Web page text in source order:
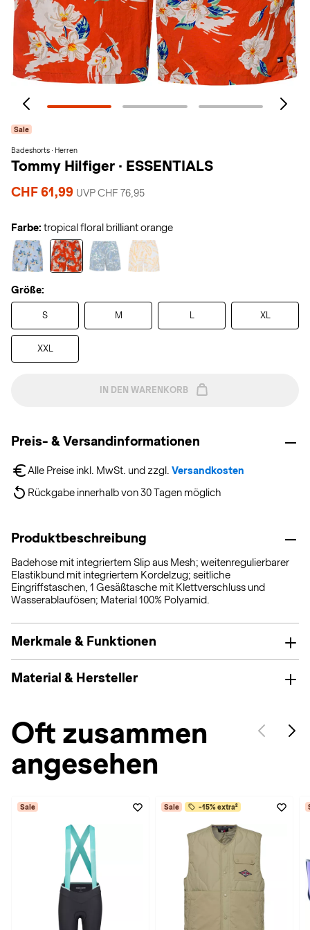
Sale
Badeshorts · Herren
Tommy Hilfiger · ESSENTIALS
CHF 61,99 UVP CHF 76,95
Farbe: tropical floral brilliant orange
Größe:
S M L XL
XXL
IN DEN WARENKORB
Preis- & Versandinformationen
Alle Preise inkl. MwSt. und zzgl. Versandkosten
Rückgabe innerhalb von 30 Tagen möglich
Produktbeschreibung
Badehose mit integriertem Slip aus Mesh; weitenregulierbarer
Elastikbund mit integriertem Kordelzug; seitliche
Eingriffstaschen, 1 Gesäßtasche mit Klettverschluss und
Wasserablaufösen; Material 100% Polyamid.
Merkmale & Funktionen
Material & Hersteller
Oft zusammen
angesehen
Sale Sale -15% extra²